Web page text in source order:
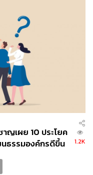
นอนว่ามันไม่สามารถ
อมูลแบบแรกได้ ดัง
บบไหนก็ได้ เช่น
ายโดดเดี่ยว ฯลฯ หรือ
เศร้า โดดเดี่ยว ฯลฯ
ซึ่งถ้าเป็นอย่างหลัง
Toxic ที่ซับซ้อนและ
ราสามารถเปลี่ยน
Hard-Wired
เป็นฮาร์ดแวร์ที่ถูก
าญเผย 10 ประโยค
ธรรมองค์กรดีขึ้น
1.2K